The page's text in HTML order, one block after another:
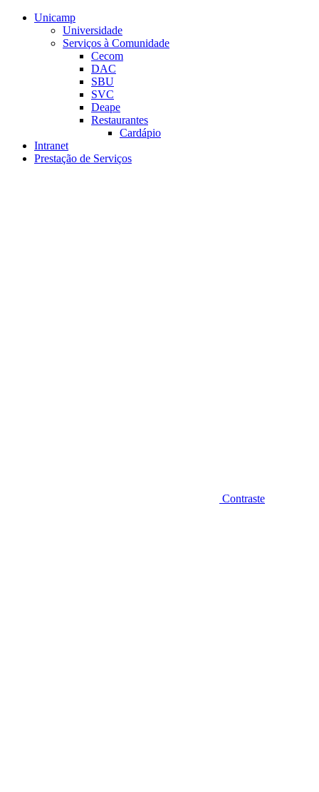
Conteúdo principal
Unicamp
Universidade
Serviços à Comunidade
Cecom
DAC
SBU
SVC
Deape
Restaurantes
Cardápio
Intranet
Prestação de Serviços
Contraste